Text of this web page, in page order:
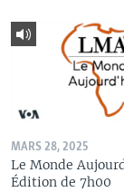
MARS 28, 2025
Le Monde
Édition de 7h00